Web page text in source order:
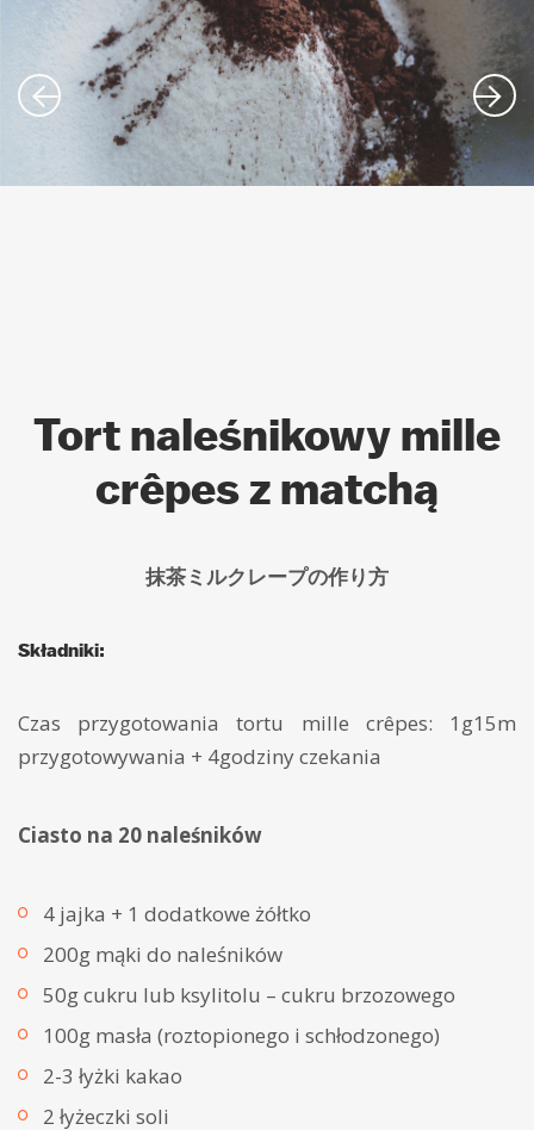
Tort naleśnikowy mille
crêpes z matchą
抹茶ミルクレープの作り方
Składniki:
Czas przygotowania tortu mille crêpes: 1g15m
przygotowywania + 4godziny czekania
Ciasto na 20 naleśników
4 jajka + 1 dodatkowe żółtko
200g mąki do naleśników
50g cukru lub ksylitolu – cukru brzozowego
100g masła (roztopionego i schłodzonego)
2-3 łyżki kakao
2 łyżeczki soli